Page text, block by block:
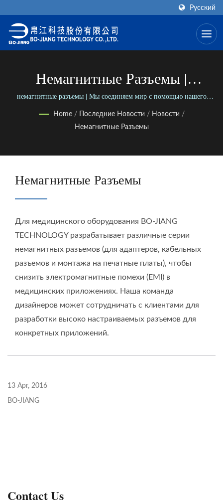
Русский
Немагнитные Разъемы |
Производитель Кабельных
Сборок 2.4мм - 2.92мм | BO-
немагнитные разъемы | Мы соединяем мир с помощью нашего
помощью нашего надежного бизнеса.
Home / Последние Новости / Новости /
Немагнитные Разъемы
Немагнитные Разъемы
Для медицинского оборудования BO-JIANG
TECHNOLOGY разрабатывает различные серии
немагнитных разъемов (для адаптеров, кабельных
разъемов и монтажа на печатные платы), чтобы
снизить электромагнитные помехи (EMI) в
медицинских приложениях. Наша команда
дизайнеров может сотрудничать с клиентами для
разработки высоко настраиваемых разъемов для
конкретных приложений.
13 Apr, 2016
BO-JIANG